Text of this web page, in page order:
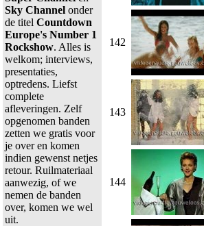
Sky Channel onder
de titel Countdown
Europe's Number 1
Rockshow. Alles is
welkom; interviews,
presentaties,
optredens. Liefst
complete
afleveringen. Zelf
opgenomen banden
zetten we gratis voor
je over en komen
indien gewenst netjes
retour. Ruilmateriaal
aanwezig, of we
nemen de banden
over, komen we wel
uit.
142
143
144